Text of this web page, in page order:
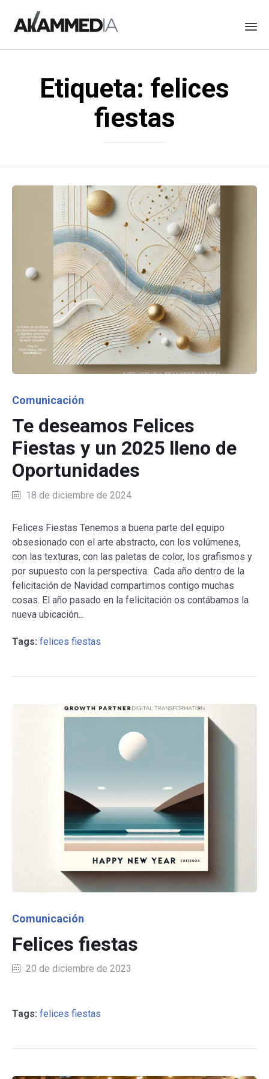
content
Etiqueta: felices
fiestas
Category
Comunicación
Te deseamos Felices
Fiestas y un 2025 lleno de
Oportunidades
18 de diciembre de 2024
Felices Fiestas Tenemos a buena parte del equipo
obsesionado con el arte abstracto, con los volúmenes,
con las texturas, con las paletas de color, los grafismos y
por supuesto con la perspectiva. Cada año dentro de la
felicitación de Navidad compartimos contigo muchas
cosas. El año pasado en la felicitación os contábamos la
nueva ubicación...
Tags: felices fiestas
Category
Comunicación
Felices fiestas
20 de diciembre de 2023
Tags: felices fiestas